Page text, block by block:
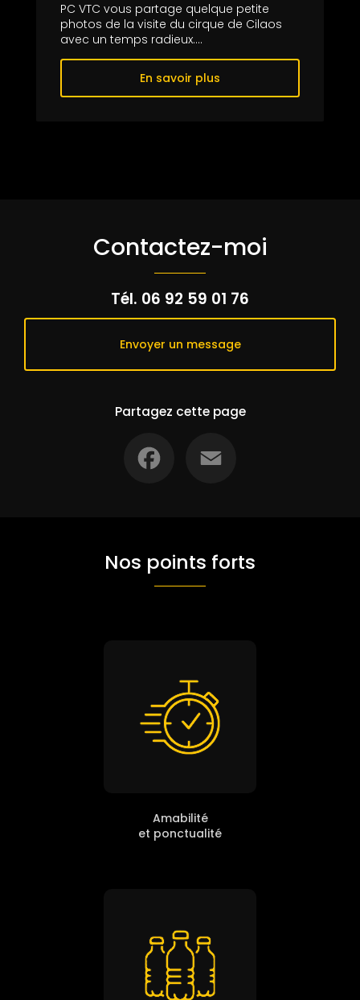
PC VTC vous partage quelque petite
photos de la visite du cirque de Cilaos
avec un temps radieux....
En savoir plus
Contactez-moi
Tél. 06 92 59 01 76
Envoyer un message
Partagez cette page
Nos points forts
Amabilité
et ponctualité